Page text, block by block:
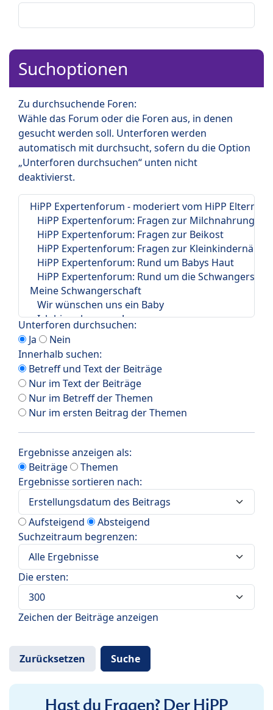
Suchoptionen
Zu durchsuchende Foren:
Wähle das Forum oder die Foren aus, in denen
gesucht werden soll. Unterforen werden
automatisch mit durchsucht, sofern du die Option
„Unterforen durchsuchen“ unten nicht
deaktivierst.
Unterforen durchsuchen:
Ja
Nein
Innerhalb suchen:
Betreff und Text der Beiträge
Nur im Text der Beiträge
Nur im Betreff der Themen
Nur im ersten Beitrag der Themen
Ergebnisse anzeigen als:
Beiträge
Themen
Ergebnisse sortieren nach:
Aufsteigend
Absteigend
Suchzeitraum begrenzen:
Die ersten:
Zeichen der Beiträge anzeigen
Hast du Fragen? Der HiPP